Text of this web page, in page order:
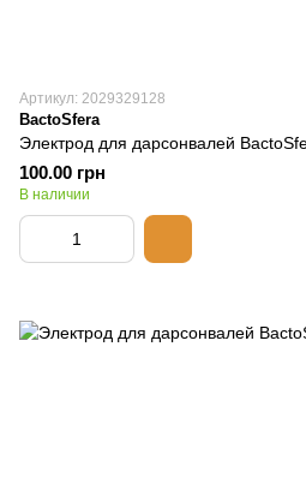
Артикул: 2029329128
BactoSfera
Электрод для дарсонвалей
100.00 грн
В наличии